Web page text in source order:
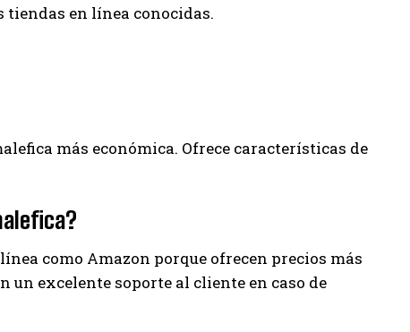
tiendas en línea conocidas.
más económica. Ofrece características de
como Amazon porque ofrecen precios más
excelente soporte al cliente en caso de